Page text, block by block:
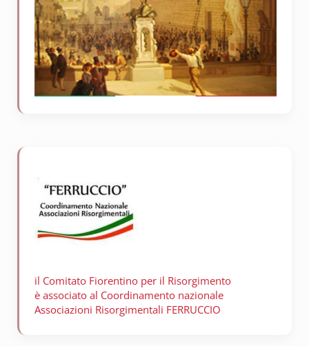
il Comitato Fiorentino per il Risorgimento
è associato al Coordinamento nazionale
Associazioni Risorgimentali FERRUCCIO